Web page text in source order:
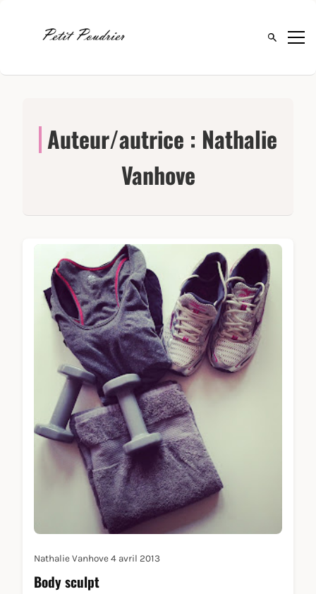
Ouvrir la
Auteur/autrice : Nathalie
Vanhove
Nathalie Vanhove 4 avril 2013
Body sculpt